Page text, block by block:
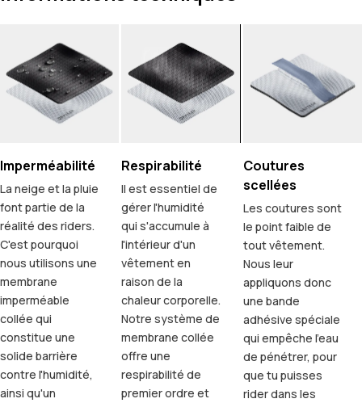
Imperméabilité
La neige et la pluie
font partie de la
réalité des riders.
C'est pourquoi
nous utilisons une
membrane
imperméable
collée qui
constitue une
solide barrière
contre l'humidité,
ainsi qu'un
Respirabilité
Il est essentiel de
gérer l'humidité
qui s'accumule à
l'intérieur d'un
vêtement en
raison de la
chaleur corporelle.
Notre système de
membrane collée
offre une
respirabilité de
premier ordre et
Coutures
scellées
Les coutures sont
le point faible de
tout vêtement.
Nous leur
appliquons donc
une bande
adhésive spéciale
qui empêche l'eau
de pénétrer, pour
que tu puisses
rider dans les